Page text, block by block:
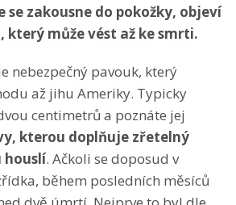
se zakousne do pokožky, objeví
který může vést až ke smrti.
nebezpečný pavouk, který
až jihu Ameriky. Typicky
centimetrů a poznáte jej
kterou doplňuje zřetelný
houslí. Ačkoli se doposud v
během posledních měsíců